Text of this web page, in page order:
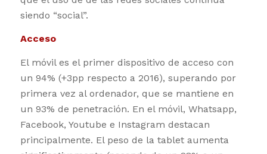
siendo “social”.
Acceso
El móvil es el primer dispositivo de acceso con
un 94% (+3pp respecto a 2016), superando por
primera vez al ordenador, que se mantiene en
un 93% de penetración. En el móvil, Whatsapp,
Facebook, Youtube e Instagram destacan
principalmente. El peso de la tablet aumenta